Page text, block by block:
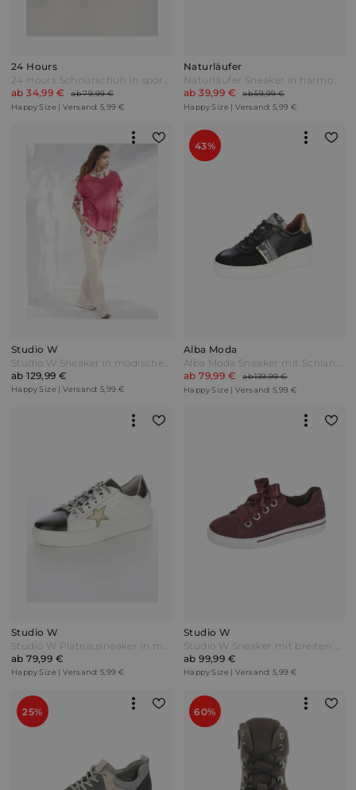
24 Hours
24 Hours Schnürschuh in sportiver Farbkombination Weiß/Grau/Schwarz
ab 34,99 €
ab 79,99 €
Happy Size | Versand: 5,99 €
Naturläufer
Naturläufer Sneaker in harmonischer Farbkombination Rot
ab 39,99 €
ab 59,99 €
Happy Size | Versand: 5,99 €
Studio W
Studio W Sneaker in modischer Stepp-Optik Beige
ab 129,99 €
Happy Size | Versand: 5,99 €
43%
Alba Moda
Alba Moda Sneaker mit Schlangenakzente Schwarz/Goldfarben
ab 79,99 €
ab 139,99 €
Happy Size | Versand: 5,99 €
Studio W
Studio W Plateausneaker in modischer Camouflage-Optik Weiß/Khaki Oliv
ab 79,99 €
Happy Size | Versand: 5,99 €
Studio W
Studio W Sneaker mit breiten Satin-Schnürsenkeln Bordeaux Rot
ab 99,99 €
Happy Size | Versand: 5,99 €
25% 60%